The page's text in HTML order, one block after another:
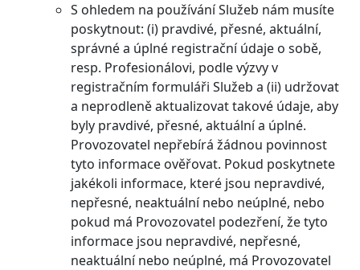
S ohledem na používání Služeb nám musíte
poskytnout: (i) pravdivé, přesné, aktuální,
správné a úplné registrační údaje o sobě,
resp. Profesionálovi, podle výzvy v
registračním formuláři Služeb a (ii) udržovat
a neprodleně aktualizovat takové údaje, aby
byly pravdivé, přesné, aktuální a úplné.
Provozovatel nepřebírá žádnou povinnost
tyto informace ověřovat. Pokud poskytnete
jakékoli informace, které jsou nepravdivé,
nepřesné, neaktuální nebo neúplné, nebo
pokud má Provozovatel podezření, že tyto
informace jsou nepravdivé, nepřesné,
neaktuální nebo neúplné, má Provozovatel